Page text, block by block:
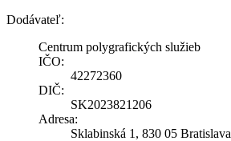
Dodávateľ:
Centrum polygrafických služieb
IČO:
42272360
DIČ:
SK2023821206
Adresa:
Sklabinská 1, 830 05 Bratislava